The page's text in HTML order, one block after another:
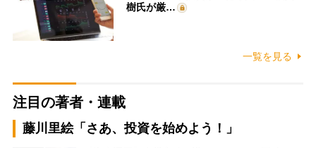
樹氏が厳…
一覧を見る
注目の著者・連載
藤川里絵「さあ、投資を始めよう！」